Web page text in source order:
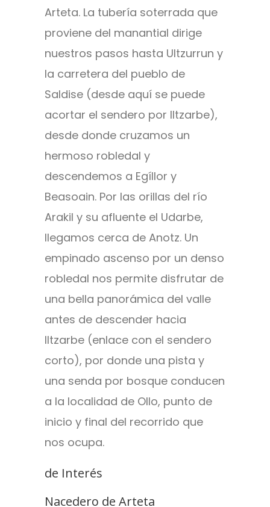
Arteta. La tubería soterrada que
proviene del manantial dirige
nuestros pasos hasta Ultzurrun y
la carretera del pueblo de
Saldise (desde aquí se puede
acortar el sendero por Iltzarbe),
desde donde cruzamos un
hermoso robledal y
descendemos a Egíllor y
Beasoain. Por las orillas del río
Arakil y su afluente el Udarbe,
llegamos cerca de Anotz. Un
empinado ascenso por un denso
robledal nos permite disfrutar de
una bella panorámica del valle
antes de descender hacia
Iltzarbe (enlace con el sendero
corto), por donde una pista y
una senda por bosque conducen
a la localidad de Ollo, punto de
inicio y final del recorrido que
nos ocupa.
de Interés
Nacedero de Arteta